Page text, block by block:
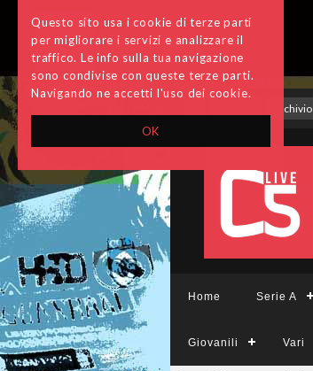
OK
Questo sito usa i cookie di terze parti
per migliorare i servizi e analizzare il
traffico. Le info sulla tua navigazione
sono condivise con queste terze parti.
Navigando ne accetti l'uso dei cookie.
Archivio
Home Serie A
Giovanili Vari